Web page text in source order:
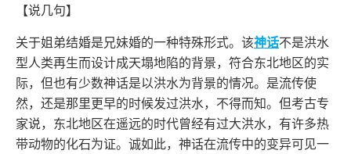
【说几句】
关于姐弟结婚是兄妹婚的一种特殊形式。该神话不是洪水
型人类再生而设计成天塌地陷的背景，符合东北地区的实
际，但也有少数神话是以洪水为背景的情况。是流传使
然，还是那里更早的时候发过洪水，不得而知。但考古专
家说，东北地区在遥远的时代曾经有过大洪水，有许多热
带动物的化石为证。诚如此，神话在流传中的变异可见一